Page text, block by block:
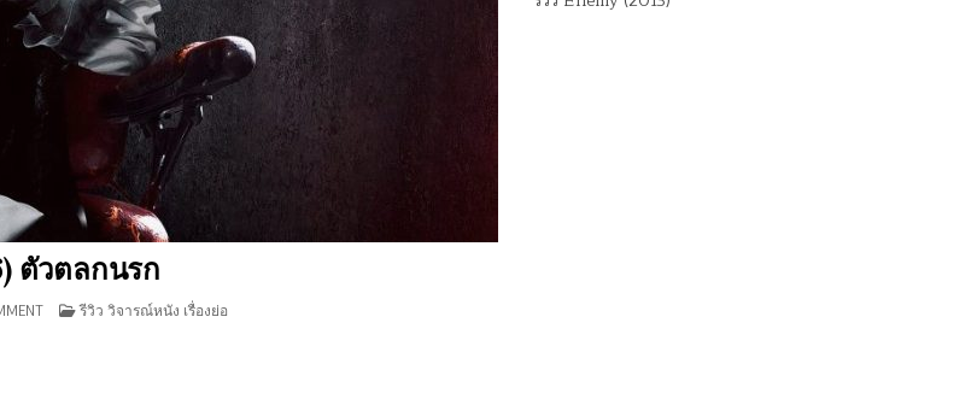
ตัวตลกนรก
ON
POSTED
รีวิว วิจารณ์หนัง เรื่องย่อ